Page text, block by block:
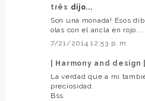
três dijo...
Son una monada! Esos
olas con el ancla en rojo...
7/21/2014 12:53 p. m.
| Harmony and design |
La verdad que a mi
preciosidad.
Bss